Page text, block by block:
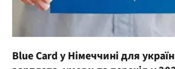
Blue Card у Німеччині для